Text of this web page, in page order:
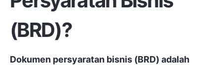
(BRD)?
Dokumen persyaratan bisnis (BRD) adalah